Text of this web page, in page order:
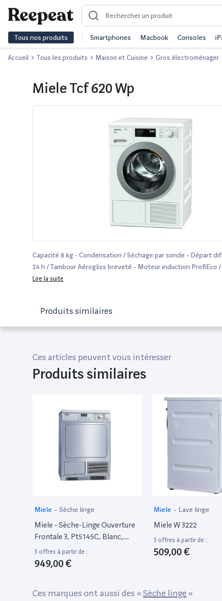
Tous nos produits Smartphones Macbook Consoles
Accueil Tous les produits Maison et Cuisine Gros électroménager
Miele Tcf 620 Wp
Capacité 8 kg - Condensation / Séchage par sonde - Départ
24 h / Tambour Aérogliss breveté - Moteur induction ProfiEco /
chaleur A - FragranceDos avec diffuseur de parfum
Lire la suite
Produits similaires
Ces articles peuvent vous intéresser
Produits similaires
Miele - Sèche linge
Miele - Sèche-Linge Ouverture
Frontale 3, Pt5145C, Blanc,
L:59.5Cm, H:85Cm, P:71Cm,
Classe Énergétique : B
3 offres à partir de :
949,00 €
Miele - Lave linge
Miele W 3222
3 offres à partir de :
509,00 €
Ces marques ont aussi des «Sèche linge »